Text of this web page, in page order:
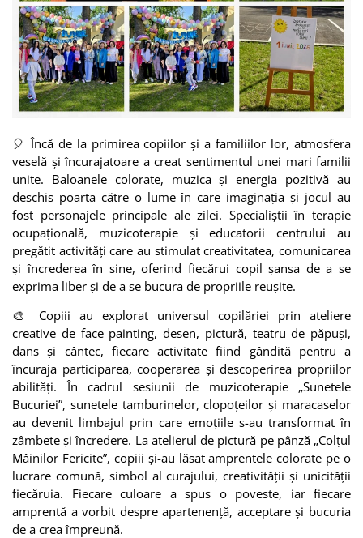
🎈 Încă de la primirea copiilor și a familiilor lor, atmosfera
veselă și încurajatoare a creat sentimentul unei mari familii
unite. Baloanele colorate, muzica și energia pozitivă au
deschis poarta către o lume în care imaginația și jocul au
fost personajele principale ale zilei. Specialiștii în terapie
ocupațională, muzicoterapie și educatorii centrului au
pregătit activități care au stimulat creativitatea, comunicarea
și încrederea în sine, oferind fiecărui copil șansa de a se
exprima liber și de a se bucura de propriile reușite.
🎨 Copiii au explorat universul copilăriei prin ateliere
creative de face painting, desen, pictură, teatru de păpuși,
dans și cântec, fiecare activitate fiind gândită pentru a
încuraja participarea, cooperarea și descoperirea propriilor
abilități. În cadrul sesiunii de muzicoterapie „Sunetele
Bucuriei”, sunetele tamburinelor, clopoțeilor și maracaselor
au devenit limbajul prin care emoțiile s-au transformat în
zâmbete și încredere. La atelierul de pictură pe pânză „Colțul
Mâinilor Fericite”, copiii și-au lăsat amprentele colorate pe o
lucrare comună, simbol al curajului, creativității și unicității
fiecăruia. Fiecare culoare a spus o poveste, iar fiecare
amprentă a vorbit despre apartenență, acceptare și bucuria
de a crea împreună.